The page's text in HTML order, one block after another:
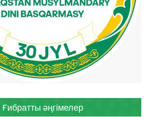
Ғибратты әңгімелер